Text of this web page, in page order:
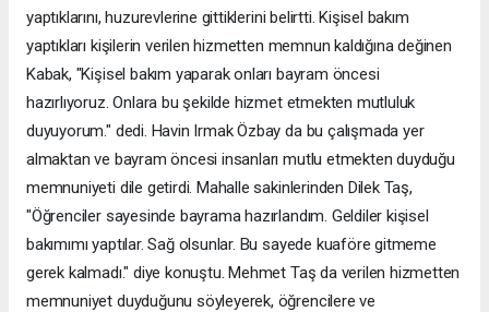
yaptıklarını, huzurevlerine gittiklerini belirtti. Kişisel bakım
yaptıkları kişilerin verilen hizmetten memnun kaldığına değinen
Kabak, "Kişisel bakım yaparak onları bayram öncesi
hazırlıyoruz. Onlara bu şekilde hizmet etmekten mutluluk
duyuyorum." dedi. Havin Irmak Özbay da bu çalışmada yer
almaktan ve bayram öncesi insanları mutlu etmekten duyduğu
memnuniyeti dile getirdi. Mahalle sakinlerinden Dilek Taş,
"Öğrenciler sayesinde bayrama hazırlandım. Geldiler kişisel
bakımımı yaptılar. Sağ olsunlar. Bu sayede kuaföre gitmeme
gerek kalmadı." diye konuştu. Mehmet Taş da verilen hizmetten
memnuniyet duyduğunu söyleyerek, öğrencilere ve